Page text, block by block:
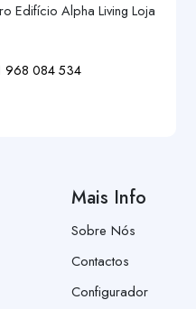
Edifício Alpha Living Loja
968 084 534
Mais Info
Sobre Nós
Contactos
Configurador